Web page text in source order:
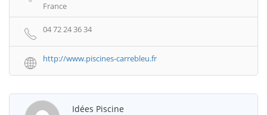
France
04 72 24 36 34
http://www.piscines-carrebleu.fr
Idées Piscine